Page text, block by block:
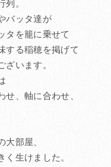
列。
バッタ達が
タを籠に乗せて
する稲穂を掲げて
ざいます。
せ、軸に合わせ、
大部屋、
く生けました。